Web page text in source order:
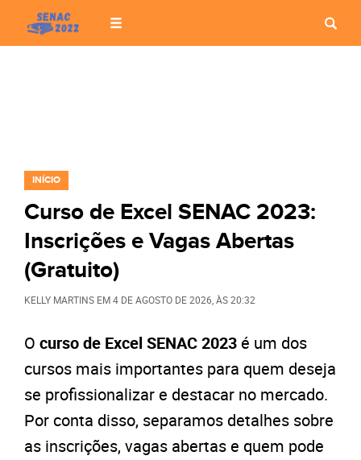
INÍCIO
Curso de Excel SENAC 2023:
Inscrições e Vagas Abertas
(Gratuito)
KELLY MARTINS EM4 DE AGOSTO DE 2026 , ÀS20:32
O curso de Excel SENAC 2023 é um dos
cursos mais importantes para quem deseja
se profissionalizar e destacar no mercado.
Por conta disso, separamos detalhes sobre
as inscrições, vagas abertas e quem pode